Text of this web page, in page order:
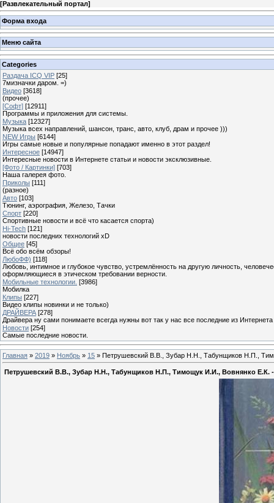
[Развлекательный портал]
Форма входа
Меню сайта
Categories
Раздача ICQ VIP [25]
7мизначки даром. =)
Видео [3618]
(прочее)
[Софт] [12911]
Программы и приложения для системы.
Музыка [12327]
Музыка всех направлений, шансон, транс, авто, клуб, драм и прочее )))
NEW Игры [6144]
Игры самые новые и популярные попадают именно в этот раздел!
Интересное [14947]
Интересные новости в Интернете статьи и новости эксклюзивные.
[Фото / Картинки] [703]
Наша галерея фото.
Приколы [111]
(разное)
Авто [103]
Тюнинг, аэрография, Железо, Тачки
Спорт [220]
Спортивные новости и всё что касается спорта)
Hi-Tech [121]
новости последних технологий xD
Общее [45]
Всё обо всём обзоры!
ЛюбоФФ) [118]
Любовь, интимное и глубокое чувство, устремлённость на другую личность,
оформляющиеся в этическом требовании верности.
Мобильные технологии. [3986]
Мобилка
Клипы [227]
Видео клипы новинки и не только)
ДРАЙВЕРА [278]
Драйвера ну сами понимаете всегда нужны вот так у нас все последние из
Новости [254]
Самые последние новости.
Главная » 2019 » Ноябрь » 15 » Петрушевский В.В., Зубар Н.Н., Табунщиков Н.П.,
Петрушевский В.В., Зубар Н.Н., Табунщиков Н.П., Тимощук И.И., Вовнянко Е.К.